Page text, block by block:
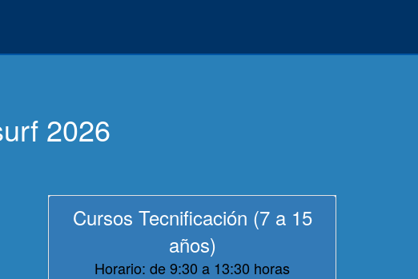
2026
Cursos Tecnificación (7 a 15
años)
Horario: de 9:30 a 13:30 horas